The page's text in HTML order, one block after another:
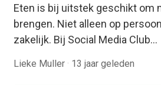
Eten is bij uitstek geschikt om
brengen. Niet alleen op
zakelijk. Bij Social Media Club…
Lieke Muller · 13 jaar geleden